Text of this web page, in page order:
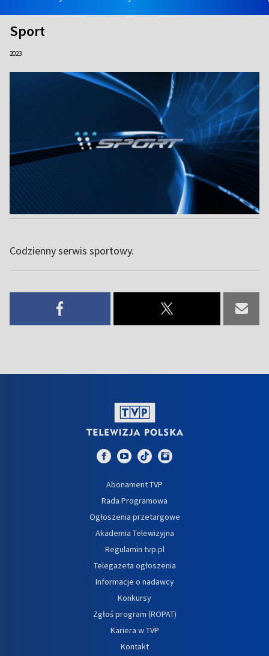
Sport
2023
Codzienny serwis sportowy.
Abonament TVP
Rada Programowa
Ogłoszenia przetargowe
Akademia Telewizyjna
Regulamin tvp.pl
Telegazeta ogłoszenia
Informacje o nadawcy
Konkursy
Zgłoś program (ROPAT)
Kariera w TVP
Kontakt